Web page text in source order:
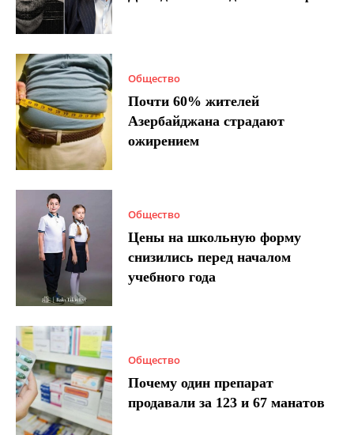
Общество
Почти 60% жителей
Азербайджана страдают
ожирением
Общество
Цены на школьную форму
снизились перед началом
учебного года
Общество
Почему один препарат
продавали за 123 и 67 манатов